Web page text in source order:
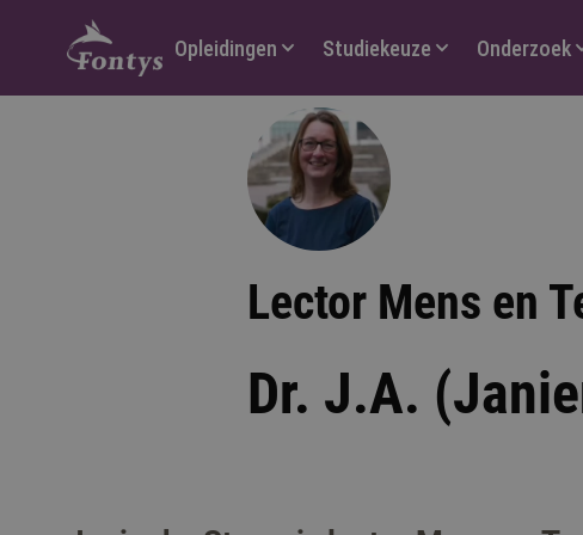
Hoofdmenu
Opleidingen Studiekeuze Onderzoek
Lector Mens en
Dr. J.A.